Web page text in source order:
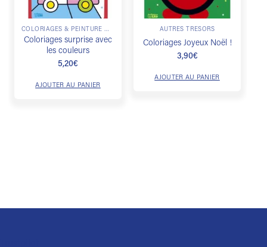
COLORIAGES & PEINTURE MAGIQUE
Coloriages surprise avec
les couleurs
5,20€
AJOUTER AU PANIER
AUTRES TRÉSORS
Coloriages Joyeux Noël !
3,90€
AJOUTER AU PANIER